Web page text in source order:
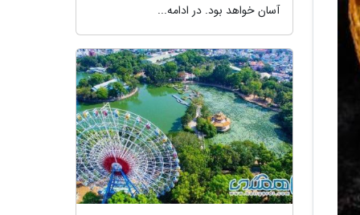
آسان خواهد بود. در ادامه...